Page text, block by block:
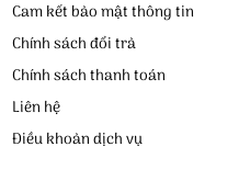
Cam kết bảo mật thông tin
Chính sách đổi trả
Chính sách thanh toán
Liên hệ
Điều khoản dịch vụ